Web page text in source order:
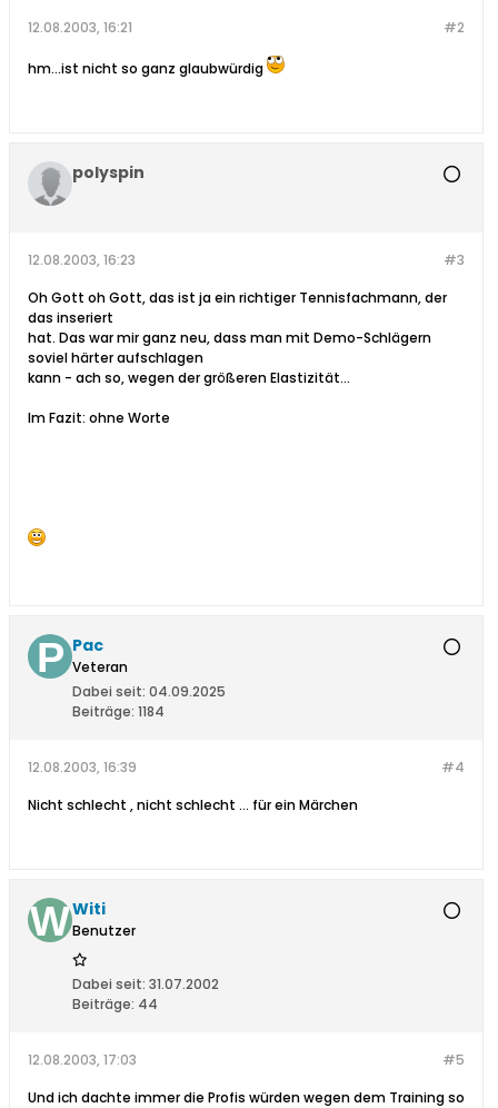
#2
12.08.2003, 16:21
hm...ist nicht so ganz glaubwürdig
polyspin
#3
12.08.2003, 16:23
Oh Gott oh Gott, das ist ja ein richtiger Tennisfachmann, der
das inseriert
hat. Das war mir ganz neu, dass man mit Demo-Schlägern
soviel härter aufschlagen
kann - ach so, wegen der größeren Elastizität...
Im Fazit: ohne Worte
Pac
Veteran
Dabei seit: 04.09.2025
Beiträge: 1184
#4
12.08.2003, 16:39
Nicht schlecht , nicht schlecht ... für ein Märchen
Witi
Benutzer
Dabei seit: 31.07.2002
Beiträge: 44
#5
12.08.2003, 17:03
Und ich dachte immer die Profis würden wegen dem Training so